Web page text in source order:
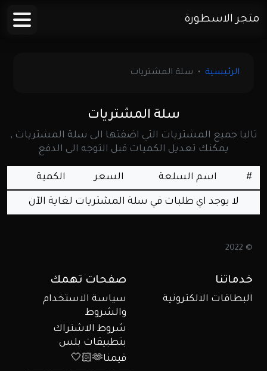
متجر الاسطورة
الرئيسية سلة المشتريات
سلة المشتريات
تاليا جميع المشتريات التي اضفتها الى سلة المشتريات ,
يمكنك تعديل الكميات قبل التوجه الى الدفع
# اسم السلعة السعر الكمية
لا يوجد اي طلبات في سلة المشتريات لغاية الآن
© 2022
خدماتنا
البطاقات الالكترونية
صفحات تهمك
سياسة الاستخدام
والشروط
شروط الاشتراك
بتطبيقات بلس
قيمنا🫶🏻🤍